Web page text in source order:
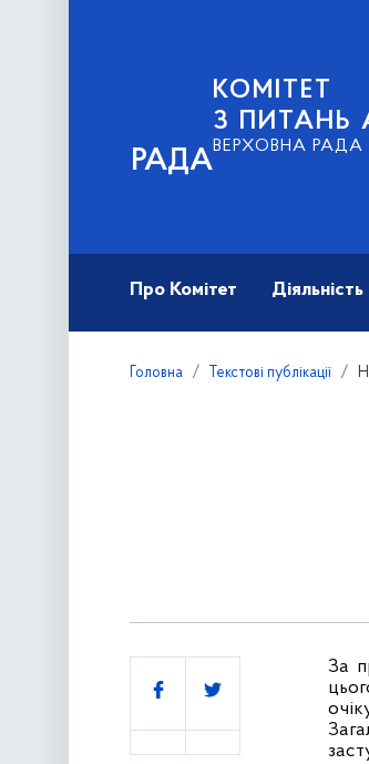
РАДА
КОМІТЕТ
З ПИТАНЬ
ВЕРХОВНА РАДА
Про Комітет Діяльність
Головна Текстові публікації
За
Поділитись